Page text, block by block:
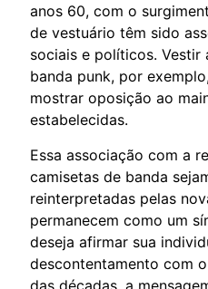
anos 60, com o
de vestuário têm sido
sociais e políticos. Vestir
banda punk, por
mostrar oposição ao
estabelecidas.
Essa associação com a
camisetas de banda
reinterpretadas pelas
permanecem como um
deseja afirmar sua
descontentamento com